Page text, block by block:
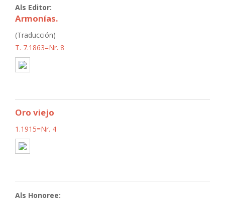
Als Editor:
Armonías.
(Traducción)
T. 7.1863=Nr. 8
Oro viejo
1.1915=Nr. 4
Als Honoree: